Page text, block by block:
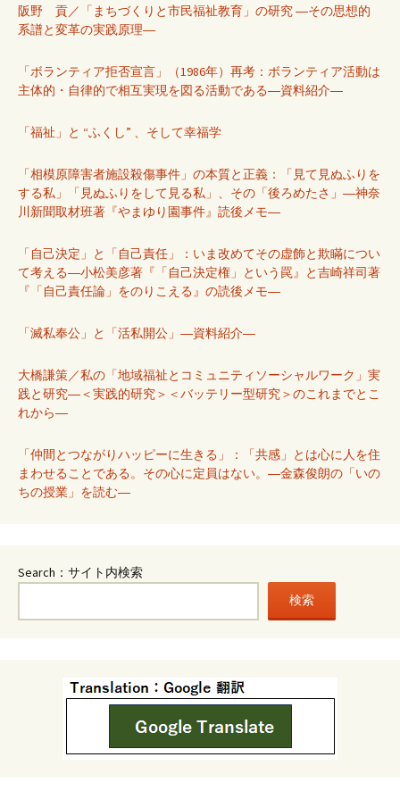
阪野 貢／「まちづくりと市民福祉教育」の研究 ―その思想的
系譜と変革の実践原理―
「ボランティア拒否宣言」（1986年）再考：ボランティア活動は
主体的・自律的で相互実現を図る活動である―資料紹介―
「福祉」と “ふくし” 、そして幸福学
「相模原障害者施設殺傷事件」の本質と正義：「見て見ぬふりを
する私」「見ぬふりをして見る私」、その「後ろめたさ」―神奈
川新聞取材班著『やまゆり園事件』読後メモ―
「自己決定」と「自己責任」：いま改めてその虚飾と欺瞞につい
て考える―小松美彦著『「自己決定権」という罠』と吉崎祥司著
『「自己責任論」をのりこえる』の読後メモ―
「滅私奉公」と「活私開公」―資料紹介―
大橋謙策／私の「地域福祉とコミュニティソーシャルワーク」実
践と研究―＜実践的研究＞＜バッテリー型研究＞のこれまでとこ
れから―
「仲間とつながりハッピーに生きる」：「共感」とは心に人を住
まわせることである。その心に定員はない。―金森俊朗の「いの
ちの授業」を読む―
Search：サイト内検索
検索